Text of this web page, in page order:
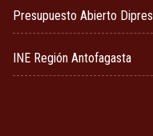
Presupuesto Abierto Dipres
INE Región Antofagasta